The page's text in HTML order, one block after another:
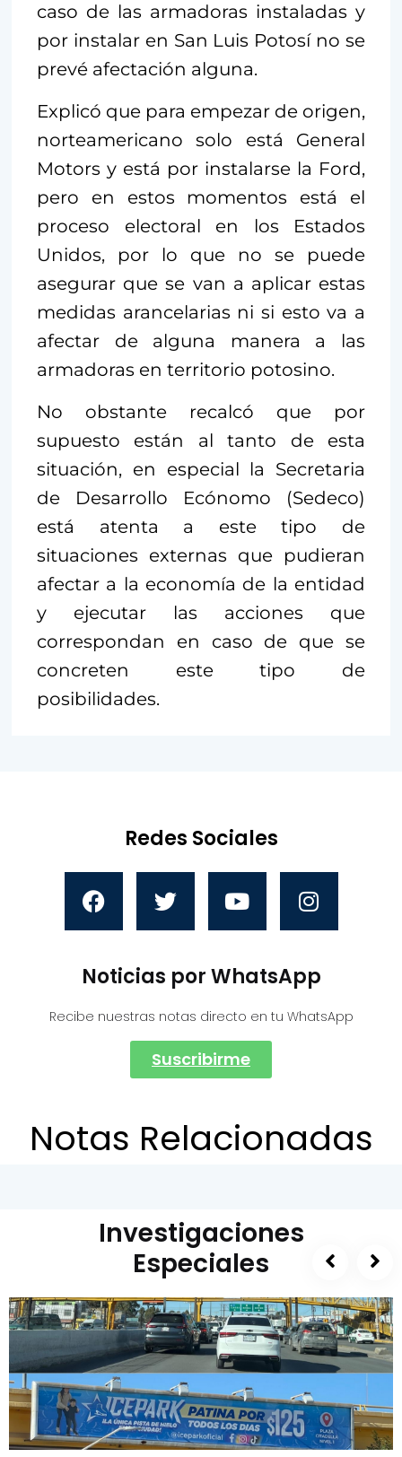
caso de las armadoras instaladas y
por instalar en San Luis Potosí no se
prevé afectación alguna.
Explicó que para empezar de origen,
norteamericano solo está General
Motors y está por instalarse la Ford,
pero en estos momentos está el
proceso electoral en los Estados
Unidos, por lo que no se puede
asegurar que se van a aplicar estas
medidas arancelarias ni si esto va a
afectar de alguna manera a las
armadoras en territorio potosino.
No obstante recalcó que por
supuesto están al tanto de esta
situación, en especial la Secretaria
de Desarrollo Ecónomo (Sedeco)
está atenta a este tipo de
situaciones externas que pudieran
afectar a la economía de la entidad
y ejecutar las acciones que
correspondan en caso de que se
concreten este tipo de
posibilidades.
Redes Sociales
Noticias por WhatsApp
Recibe nuestras notas directo en tu WhatsApp
Suscribirme
Notas Relacionadas
Investigaciones
Especiales